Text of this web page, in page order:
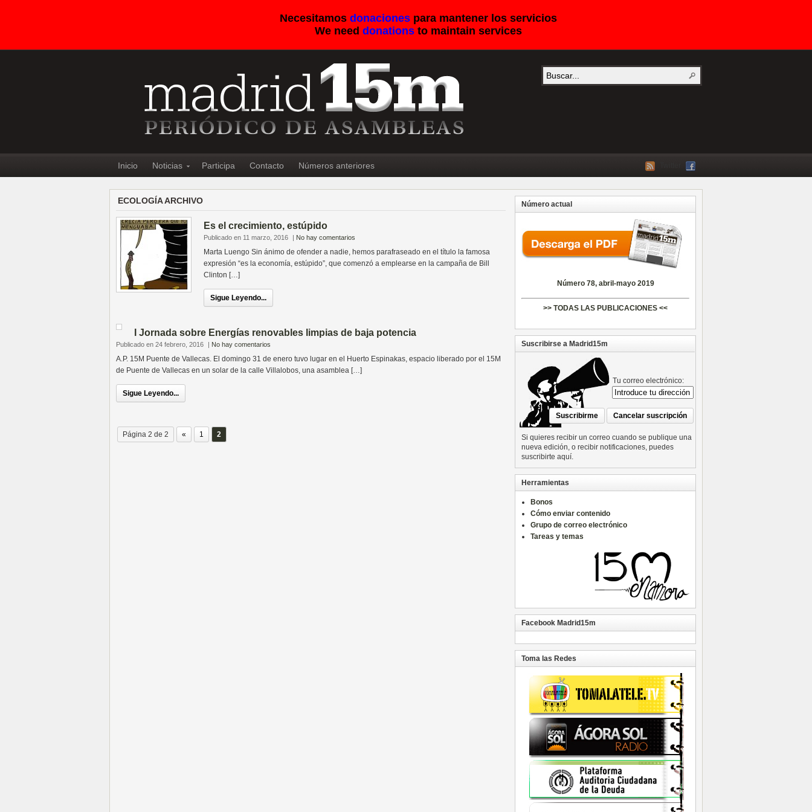
Necesitamos donacionespara mantener los servicios
We need donationsto maintain services
Inicio Noticias Participa Contacto Números anteriores
ECOLOGÍA ARCHIVO
Es el crecimiento, estúpido
Publicado en 11 marzo, 2016 | No hay comentarios
Marta Luengo Sin ánimo de ofender a nadie, hemos parafraseado en el título la famosa
expresión “es la economía, estúpido”, que comenzó a emplearse en la campaña de Bill
Clinton […]
Sigue Leyendo...
I Jornada sobre Energías renovables limpias de baja potencia
Publicado en 24 febrero, 2016 | No hay comentarios
A.P. 15M Puente de Vallecas. El domingo 31 de enero tuvo lugar en el Huerto Espinakas, espacio liberado por el 15M
de Puente de Vallecas en un solar de la calle Villalobos, una asamblea […]
Sigue Leyendo...
Página 2 de 2 « 1 2
Número actual
Número 78, abril-mayo 2019
>> TODAS LAS PUBLICACIONES <<
Suscribirse a Madrid15m
Tu correo electrónico:
Si quieres recibir un correo cuando se publique una
nueva edición, o recibir notificaciones, puedes
suscribirte aquí.
Herramientas
Bonos
Cómo enviar contenido
Grupo de correo electrónico
Tareas y temas
Facebook Madrid15m
Toma las Redes